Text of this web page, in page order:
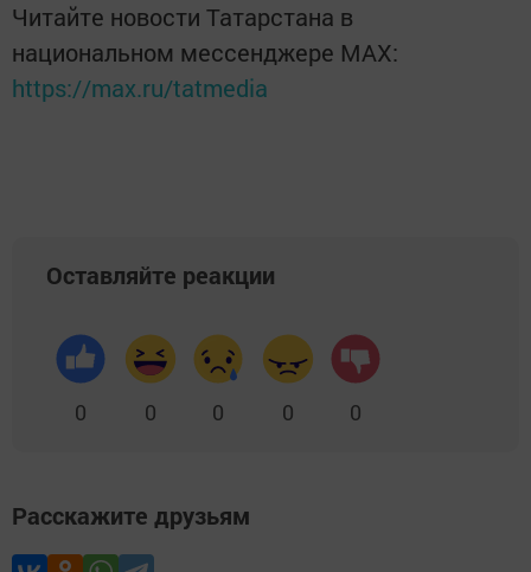
Читайте новости Татарстана в
национальном мессенджере MАХ:
https://max.ru/tatmedia
Оставляйте реакции
0 0 0 0 0
Расскажите друзьям